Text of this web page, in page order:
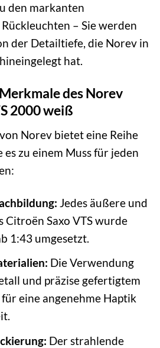
den markanten
– Sie werden
der Detailtiefe, die Norev in
hat.
des Norev
2000 weiß
Norev bietet eine Reihe
zu einem Muss für jeden
Jedes äußere und
Citroën Saxo VTS wurde
1:43 umgesetzt.
Die Verwendung
und präzise gefertigtem
eine angenehme Haptik
Der strahlende